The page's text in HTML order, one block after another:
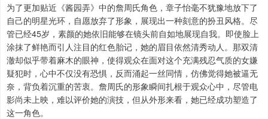
为了更加贴近《酱园弄》中的詹周氏角色，章子怡毫不犹豫地放下了
自己的明星光环，自愿放弃了形象，展现出一种刻意的扮丑风格。尽
管已经45岁，素颜的她依旧能够在镜头前自如地展现自我。即使脸上
涂抹了鲜艳而引人注目的红色胎记，她的眉目依然清秀动人。那双清
澈却似乎带着麻木的眼神，使得观众在面对这个充满残忍气质的女嫌
疑犯时，心中不仅没有恐惧，反而涌起一丝同情，仿佛觉得她被逼无
奈，背负着沉重的苦衷。詹周氏的形象瞬间扎根于观众心中，尽管电
影尚未上映，难以评价她的演技，但从外形来看，她已经成功塑造了
这一角色。